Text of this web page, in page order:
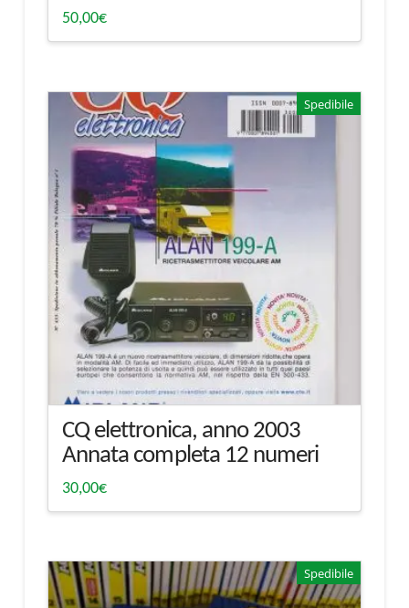
50,00€
Spedibile
CQ elettronica, anno 2003
Annata completa 12 numeri
30,00€
Spedibile